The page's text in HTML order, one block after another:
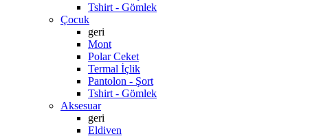
Tshirt - Gömlek
Çocuk
geri
Mont
Polar Ceket
Termal İçlik
Pantolon - Şort
Tshirt - Gömlek
Aksesuar
geri
Eldiven